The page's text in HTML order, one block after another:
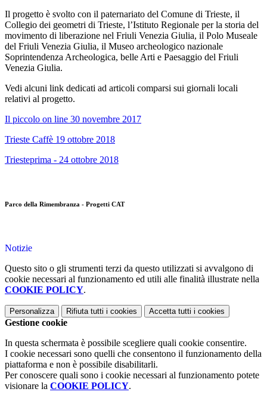
Il progetto è svolto con il paternariato del Comune di Trieste, il
Collegio dei geometri di Trieste, l’Istituto Regionale per la storia del
movimento di liberazione nel Friuli Venezia Giulia, il Polo Museale
del Friuli Venezia Giulia, il Museo archeologico nazionale
Soprintendenza Archeologica, belle Arti e Paesaggio del Friuli
Venezia Giulia.
Vedi alcuni link dedicati ad articoli comparsi sui giornali locali
relativi al progetto.
Il piccolo on line 30 novembre 2017
Trieste Caffè 19 ottobre 2018
Triesteprima - 24 ottobre 2018
Parco della Rimembranza - Progetti CAT
Notizie
Questo sito o gli strumenti terzi da questo utilizzati si avvalgono di
cookie necessari al funzionamento ed utili alle finalità illustrate nella
COOKIE POLICY.
Personalizza Rifiuta tutti i cookies Accetta tutti i cookies
Gestione cookie
In questa schermata è possibile scegliere quali cookie consentire.
I cookie necessari sono quelli che consentono il funzionamento della
piattaforma e non è possibile disabilitarli.
Per conoscere quali sono i cookie necessari al funzionamento potete
visionare la COOKIE POLICY.